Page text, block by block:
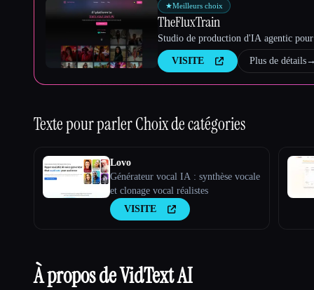
★Meilleurs choix
TheFluxTrain
Studio de production d'IA agentic pour
VISITE Plus de détails→
Texte pour parlerChoix de catégories
Lovo
Générateur vocal IA : synthèse vocale
et clonage vocal réalistes
VISITE
À propos de VidText AI